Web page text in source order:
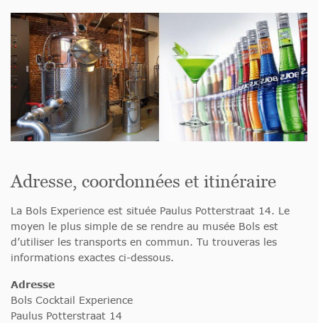
Adresse, coordonnées et itinéraire
La Bols Experience est située Paulus Potterstraat 14. Le
moyen le plus simple de se rendre au musée Bols est
d’utiliser les transports en commun. Tu trouveras les
informations exactes ci-dessous.
Adresse
Bols Cocktail Experience
Paulus Potterstraat 14